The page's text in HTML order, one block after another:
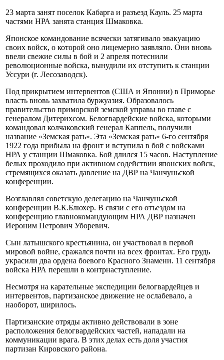
23 марта занят поселок Кабарга и разъезд Кауль. 25 марта
частями НРА занята станция Шмаковка.
Японское командование всячески затягивало эвакуацию
своих войск, о которой оно лицемерно заявляло. Они вновь
ввели свежие силы в бой и 2 апреля потеснили
революционные войска, вынудили их отступить к станции
Уссури (г. Лесозаводск).
Под прикрытием интервентов (США и Японии) в Приморье
власть вновь захватила буржуазия. Образовалось
правительство приморской земской управы во главе с
генералом Дитерихсом. Белогвардейские войска, которыми
командовал колчаковский генерал Каппель, получили
название «Земская рать». Эта «Земская рать» 6-го сентября
1922 года прибыла на фронт и вступила в бой с войсками
НРА у станции Шмаковка. Бой длился 15 часов. Наступление
белых проходило при активном содействии японских войск,
стремящихся оказать давление на ДВР на Чанчуньской
конференции.
Возглавлял советскую делегацию на Чанчуньской
конференции В.К.Блюхер. В связи с его отъездом на
конференцию главнокомандующим НРА ДВР назначен
Иероним Петрович Уборевич.
Сын латышского крестьянина, он участвовал в первой
мировой войне, сражался почти на всех фронтах. Его грудь
украсили два ордена боевого Красного Знамени. 11 сентября
войска НРА перешли в контрнаступление.
Несмотря на карательные экспедиции белогвардейцев и
интервентов, партизанское движение не ослабевало, а
наоборот, ширилось.
Партизанские отряды активно действовали в зоне
расположения белогвардейских частей, нападали на
коммуникации врага. В этих делах есть доля участия
партизан Кировского района.